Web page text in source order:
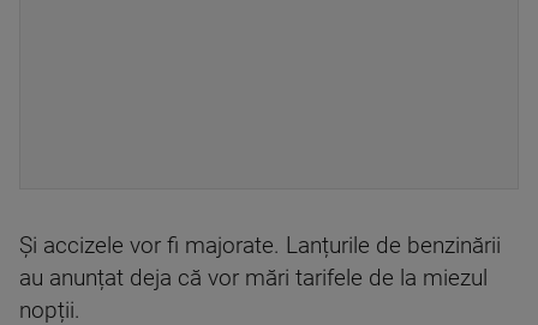
Și accizele vor fi majorate. Lanțurile de benzinării
au anunțat deja că vor mări tarifele de la miezul
nopții.